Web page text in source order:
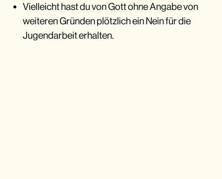
Vielleicht hast du von Gott ohne Angabe von
weiteren Gründen plötzlich ein Nein für die
Jugendarbeit erhalten.